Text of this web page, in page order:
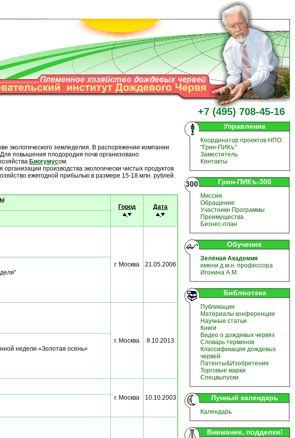
+7 (495) 708-45-16
земледелия. В распоряжении компании
повышения плодородия почв организовано
Биогумусом.
организации производства экологически чистых продуктов
ежегодной прибылью в размере 15-18 млн. рублей.
Город
Дата
г. Москва
21.05.2006
г. Москва
9.10.2013
недели «Золотая осень»
г. Москва
10.10.2003
Управление
Координатор проектов НПО
"Грин-ПИКъ"
Заместитель
Контакты
Грин-ПИКъ-300
Миссия
Обращение
Участники Программы
Преимущества
Бизнес-план
Обучение
Зелёная Академия
имени д.м.н. профессора
Игонина А.М.
Библиотека
Публикации
Материалы конференции
Научные статьи
Книги
Видео о дождевых червях
Словарь терминов
Классификация дождевых
червей
Патенты&Изобретения
Торговые марки
Спецвыпуски
Лунный календарь
Календарь
Внимание, подделки!